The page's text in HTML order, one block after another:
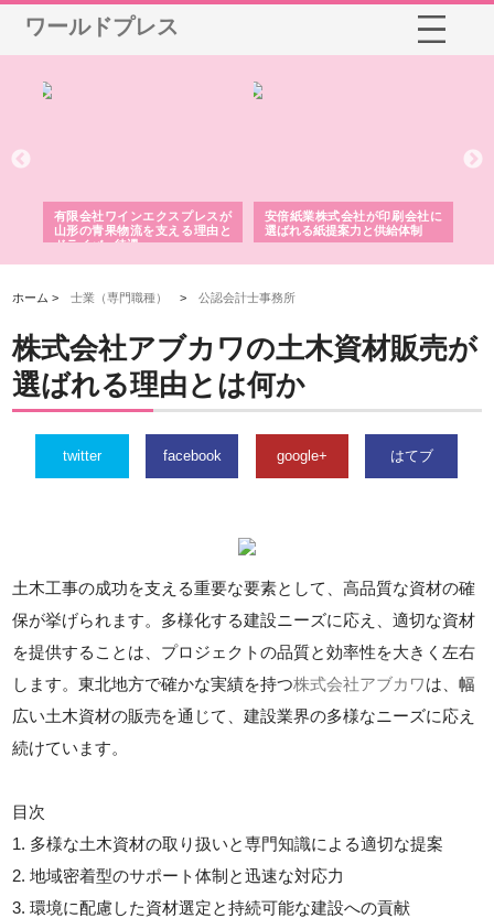
ワールドプレス
有限会社ワインエクスプレスが
山形の青果物流を支える理由と
ドライバー待遇
安倍紙業株式会社が印刷会社に
選ばれる紙提案力と供給体制
ホーム >士業（専門職種） >公認会計士事務所
株式会社アブカワの土木資材販売が
選ばれる理由とは何か
twitter facebook google+ はてブ
土木工事の成功を支える重要な要素として、高品質な資材の確
保が挙げられます。多様化する建設ニーズに応え、適切な資材
を提供することは、プロジェクトの品質と効率性を大きく左右
します。東北地方で確かな実績を持つ株式会社アブカワは、幅
広い土木資材の販売を通じて、建設業界の多様なニーズに応え
続けています。
目次
1. 多様な土木資材の取り扱いと専門知識による適切な提案
2. 地域密着型のサポート体制と迅速な対応力
3. 環境に配慮した資材選定と持続可能な建設への貢献